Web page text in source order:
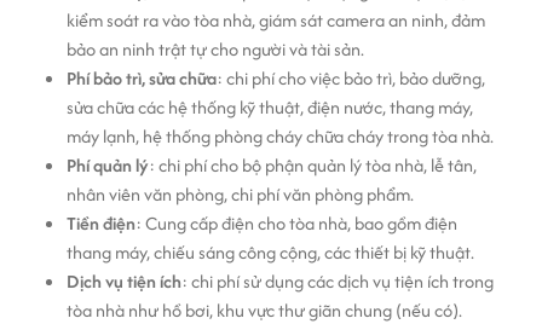
kiểm soát ra vào tòa nhà, giám sát camera an ninh, đảm
bảo an ninh trật tự cho người và tài sản.
Phí bảo trì, sửa chữa: chi phí cho việc bảo trì, bảo dưỡng,
sửa chữa các hệ thống kỹ thuật, điện nước, thang máy,
máy lạnh, hệ thống phòng cháy chữa cháy trong tòa nhà.
Phí quản lý: chi phí cho bộ phận quản lý tòa nhà, lễ tân,
nhân viên văn phòng, chi phí văn phòng phẩm.
Tiền điện: Cung cấp điện cho tòa nhà, bao gồm điện
thang máy, chiếu sáng công cộng, các thiết bị kỹ thuật.
Dịch vụ tiện ích: chi phí sử dụng các dịch vụ tiện ích trong
tòa nhà như hồ bơi, khu vực thư giãn chung (nếu có).